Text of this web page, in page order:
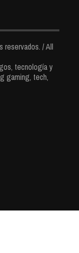
reservados. / All
tecnología y
gaming, tech,